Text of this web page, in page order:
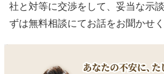
社と対等に交渉をして、妥当な示
ずは無料相談にてお話をお聞かせく